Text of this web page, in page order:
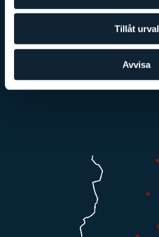
Tillåt urval
Avvisa
Håkan Jensen berättar
Vårt utbildningskoncept
Dataskydd
Kontakt